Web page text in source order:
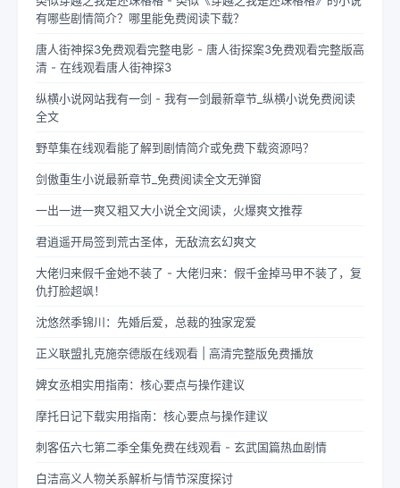
有哪些剧情简介？哪里能免费阅读下载？
唐人街神探3免费观看完整电影 - 唐人街探案3免费观看完整版高
清 - 在线观看唐人街神探3
纵横小说网站我有一剑 - 我有一剑最新章节_纵横小说免费阅读
全文
野草集在线观看能了解到剧情简介或免费下载资源吗？
剑傲重生小说最新章节_免费阅读全文无弹窗
一出一进一爽又粗又大小说全文阅读，火爆爽文推荐
君逍遥开局签到荒古圣体，无敌流玄幻爽文
大佬归来假千金她不装了 - 大佬归来：假千金掉马甲不装了，复
仇打脸超飒！
沈悠然季锦川：先婚后爱，总裁的独家宠爱
正义联盟扎克施奈德版在线观看 | 高清完整版免费播放
婢女丞相实用指南：核心要点与操作建议
摩托日记下载实用指南：核心要点与操作建议
刺客伍六七第二季全集免费在线观看 - 玄武国篇热血剧情
白洁高义人物关系解析与情节深度探讨